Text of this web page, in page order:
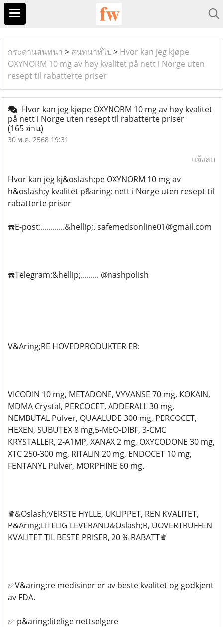
กระดานสนทนา > สนทนาทั่ไป > Hvor kan jeg kjøpe
OXYNORM 10 mg av høy kvalitet på nett i Norge uten
resept til rabatterte priser
Hvor kan jeg kjøpe OXYNORM 10 mg av høy kvalitet
på nett i Norge uten resept til rabatterte priser
(165 อ่าน)
30 พ.ค. 2568 19:31
แจ้งลบ
Hvor kan jeg kj&oslash;pe OXYNORM 10 mg av
h&oslash;y kvalitet p&aring; nett i Norge uten resept til
rabatterte priser
☎️E-post:............&hellip;. safemedsonline01@gmail.com
☎️Telegram:&hellip;......... @nashpolish
V&Aring;RE HOVEDPRODUKTER ER:
VICODIN 10 mg, METADONE, VYVANSE 70 mg, KOKAIN,
MDMA Crystal, PERCOCET, ADDERALL 30 mg,
NEMBUTAL Pulver, QUAALUDE 300 mg, PERCOCET,
HEXEN, SUBUTEX 8 mg,5-MEO-DIBF, 3-CMC
KRYSTALLER, 2-A1MP, XANAX 2 mg, OXYCODONE 30 mg,
XTC 250-300 mg, RITALIN 20 mg, ENDOCET 10 mg,
FENTANYL Pulver, MORPHINE 60 mg.
♛&Oslash;VERSTE HYLLE, UKLIPPET, REN KVALITET,
P&Aring;LITELIG LEVERAND&Oslash;R, UOVERTRUFFEN
KVALITET TIL BESTE PRISER, 20 % RABATT♛
✅V&aring;re medisiner er av beste kvalitet og godkjent
av FDA.
✅ p&aring;litelige nettselgere